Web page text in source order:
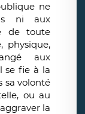
ne
ni aux
de toute
physique,
aux
se fie à la
sa volonté
ou au
la